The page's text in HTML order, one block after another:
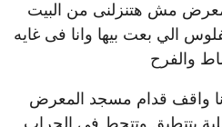
مش هتنزلنى من البيت
الي بعت بيها وانا فى غايه
والفرح
واقف قدام مسجد المعرض